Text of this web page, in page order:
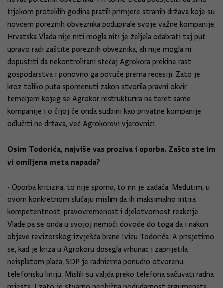
tijekom proteklih godina pratili primjere stranih država koje su
novcem poreznih obveznika podupirale svoje važne kompanije.
Hrvatska Vlada nije niti mogla niti je željela odabrati taj put
upravo radi zaštite poreznih obveznika, ali nije mogla ni
dopustiti da nekontrolirani stečaj Agrokora prekine rast
gospodarstva i ponovno ga povuče prema recesiji. Zato je
kroz toliko puta spomenuti zakon stvorila pravni okvir
temeljem kojeg se Agrokor restrukturira na teret same
kompanije i o čijoj će onda sudbini kao privatne kompanije
odlučiti ne država, već Agrokorovi vjerovnici.
Osim Todorića, najviše vas proziva i oporba. Zašto ste im
vi omiljena meta napada?
- Oporba kritizira, to nije sporno, to im je zadaća. Međutim, u
ovom konkretnom slučaju mislim da ih maksimalno iritira
kompetentnost, pravovremenost i djelotvornost reakcije
Vlade pa se onda u svojoj nemoći dovode do toga da i nakon
objave revizorskog izvješća brane Ivicu Todorića. A prisjetimo
se, kad je kriza u Agrokoru dosegla vrhunac i zaprijetila
neisplatom plaća, SDP je radnicima ponudio otvorenu
telefonsku liniju. Mislili su valjda preko telefona sačuvati radna